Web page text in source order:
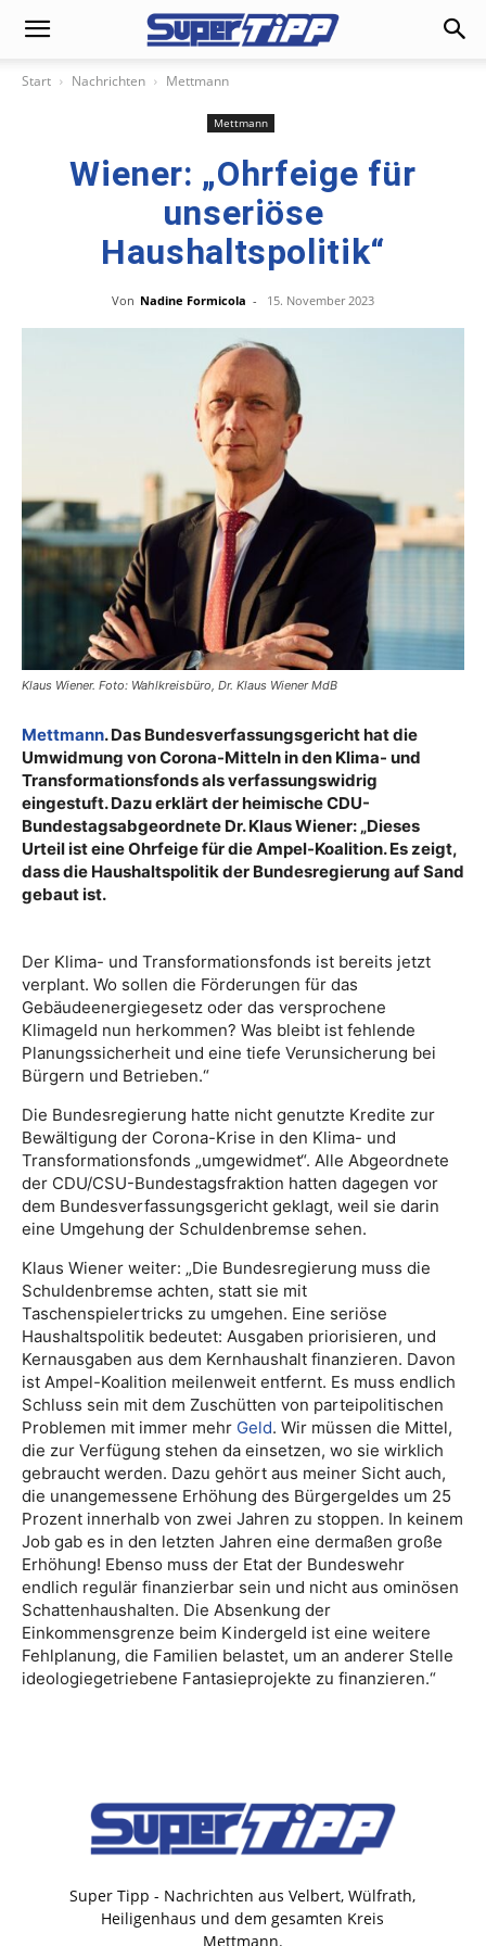
Start Nachrichten Mettmann
Mettmann
Wiener: „Ohrfeige für
unseriöse
Haushaltspolitik“
Von Nadine Formicola - 15. November 2023
Klaus Wiener. Foto: Wahlkreisbüro, Dr. Klaus Wiener MdB
Mettmann. Das Bundesverfassungsgericht hat die
Umwidmung von Corona-Mitteln in den Klima- und
Transformationsfonds als verfassungswidrig
eingestuft.Dazu erklärt der heimische CDU-
Bundestagsabgeordnete Dr. Klaus Wiener: „Dieses
Urteil ist eine Ohrfeige für die Ampel-Koalition. Es zeigt,
dass die Haushaltspolitik der Bundesregierung auf Sand
gebaut ist.
Der Klima- und Transformationsfonds ist bereits jetzt
verplant. Wo sollen die Förderungen für das
Gebäudeenergiegesetz oder das versprochene
Klimageld nun herkommen? Was bleibt ist fehlende
Planungssicherheit und eine tiefe Verunsicherung bei
Bürgern und Betrieben.“
Die Bundesregierung hatte nicht genutzte Kredite zur
Bewältigung der Corona-Krise in den Klima- und
Transformationsfonds „umgewidmet“. Alle Abgeordnete
der CDU/CSU-Bundestagsfraktion hatten dagegen vor
dem Bundesverfassungsgericht geklagt, weil sie darin
eine Umgehung der Schuldenbremse sehen.
Klaus Wiener weiter: „Die Bundesregierung muss die
Schuldenbremse achten, statt sie mit
Taschenspielertricks zu umgehen. Eine seriöse
Haushaltspolitik bedeutet: Ausgaben priorisieren, und
Kernausgaben aus dem Kernhaushalt finanzieren. Davon
ist Ampel-Koalition meilenweit entfernt. Es muss endlich
Schluss sein mit dem Zuschütten von parteipolitischen
Problemen mit immer mehr Geld. Wir müssen die Mittel,
die zur Verfügung stehen da einsetzen, wo sie wirklich
gebraucht werden. Dazu gehört aus meiner Sicht auch,
die unangemessene Erhöhung des Bürgergeldes um 25
Prozent innerhalb von zwei Jahren zu stoppen. In keinem
Job gab es in den letzten Jahren eine dermaßen große
Erhöhung! Ebenso muss der Etat der Bundeswehr
endlich regulär finanzierbar sein und nicht aus ominösen
Schattenhaushalten. Die Absenkung der
Einkommensgrenze beim Kindergeld ist eine weitere
Fehlplanung, die Familien belastet, um an anderer Stelle
ideologiegetriebene Fantasieprojekte zu finanzieren.“
Super Tipp - Nachrichten aus Velbert, Wülfrath,
Heiligenhaus und dem gesamten Kreis
Mettmann.